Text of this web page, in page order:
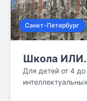
Санкт-Петербург
Школа ИЛИ.
Для детей от 4